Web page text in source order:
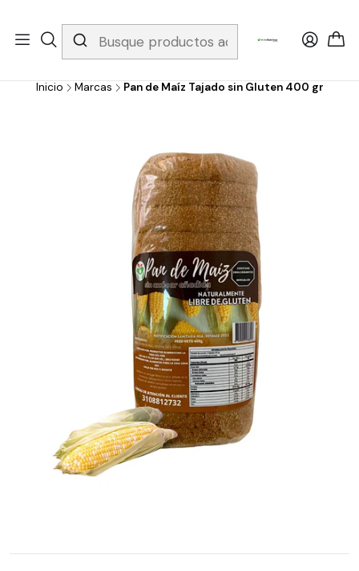
Whatsapp 3229079958/ Fijo 6019251796 / Envios a todo el país y
gratis apartir de 199.000!
Inicio Marcas Pan de Maíz Tajado sin Gluten 400 gr